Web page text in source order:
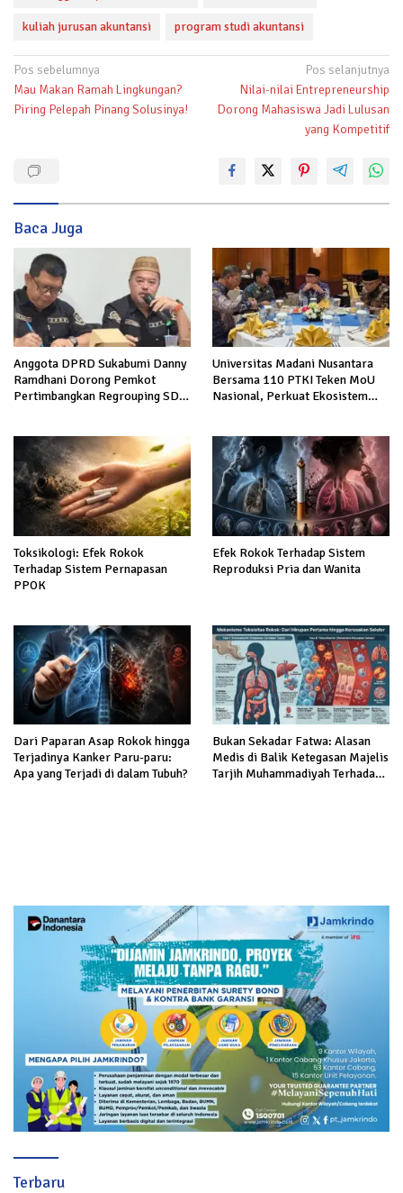
kuliah jurusan akuntansi program studi akuntansi
Navigasi
pos
Pos sebelumnya
Mau Makan Ramah Lingkungan?
Piring Pelepah Pinang Solusinya!
Pos selanjutnya
Nilai-nilai Entrepreneurship
Dorong Mahasiswa Jadi Lulusan
yang Kompetitif
Baca Juga
Anggota DPRD Sukabumi Danny
Ramdhani Dorong Pemkot
Pertimbangkan Regrouping SD
Universitas Madani Nusantara
Bersama 110 PTKI Teken MoU
Nasional, Perkuat Ekosistem
Toksikologi: Efek Rokok
Terhadap Sistem Pernapasan
PPOK
Efek Rokok Terhadap Sistem
Reproduksi Pria dan Wanita
Dari Paparan Asap Rokok hingga
Terjadinya Kanker Paru-paru:
Apa yang Terjadi di dalam Tubuh?
Bukan Sekadar Fatwa: Alasan
Medis di Balik Ketegasan Majelis
Tarjih Muhammadiyah Terhadap
Terbaru